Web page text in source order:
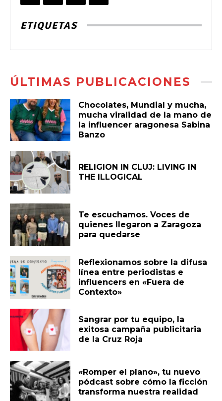
ETIQUETAS
ÚLTIMAS PUBLICACIONES
Chocolates, Mundial y mucha,
mucha viralidad de la mano de
la influencer aragonesa Sabina
Banzo
RELIGION IN CLUJ: LIVING IN
THE ILLOGICAL
Te escuchamos. Voces de
quienes llegaron a Zaragoza
para quedarse
Reflexionamos sobre la difusa
línea entre periodistas e
influencers en «Fuera de
Contexto»
Sangrar por tu equipo, la
exitosa campaña publicitaria
de la Cruz Roja
«Romper el plano», tu nuevo
pódcast sobre cómo la ficción
transforma nuestra realidad